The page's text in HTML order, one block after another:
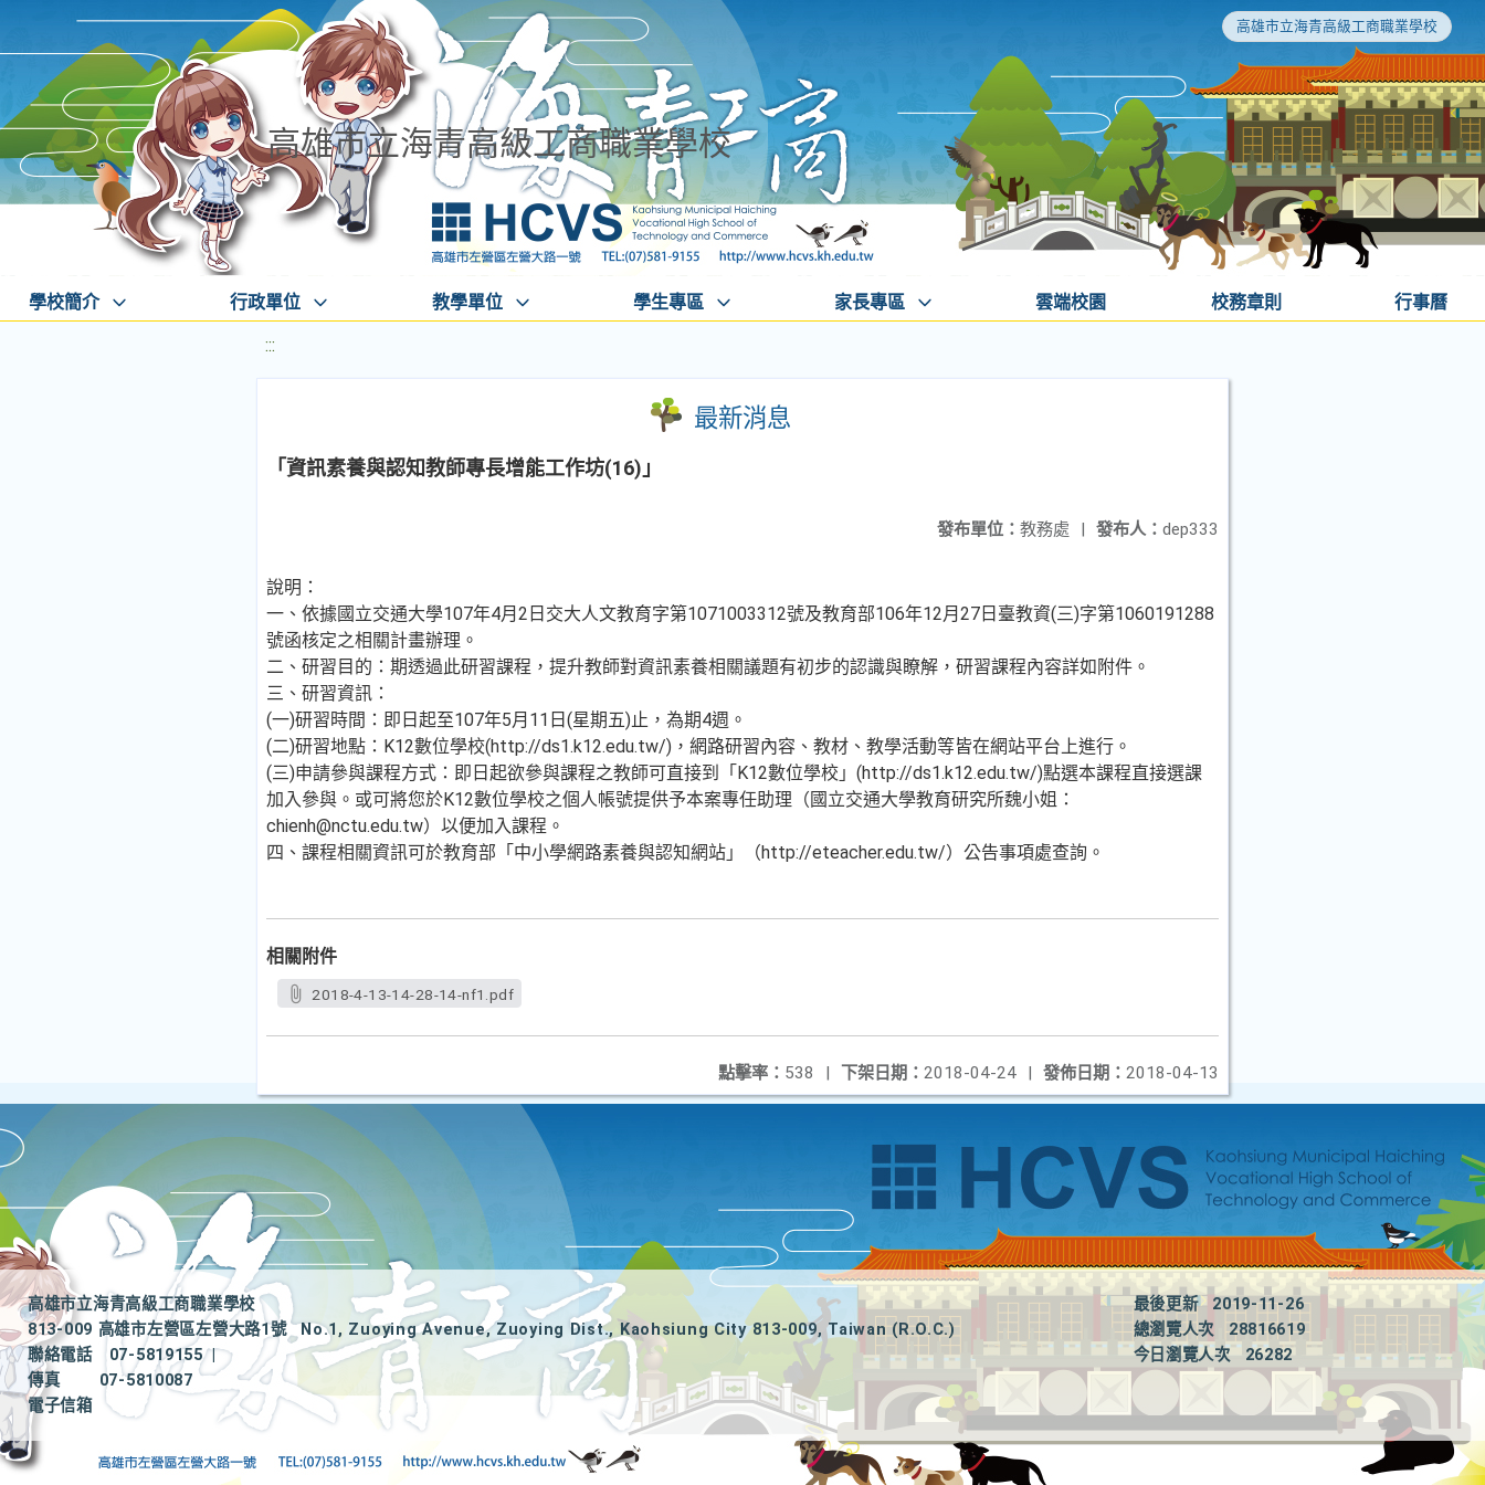
高雄市立海青高級工商職業學校
高雄市立海青高級工商職業學校
學校簡介 行政單位 教學單位 學生專區 家長專區 雲端校園 校務章則 行事曆
:::
最新消息
「資訊素養與認知教師專長增能工作坊(16)」
發布人： dep333
發布單位： 教務處 |
說明：
一、依據國立交通大學107年4月2日交大人文教育字第1071003312號及教育部106年12月27日臺教資(三)字第1060191288
號函核定之相關計畫辦理。
二、研習目的：期透過此研習課程，提升教師對資訊素養相關議題有初步的認識與瞭解，研習課程內容詳如附件。
三、研習資訊：
(一)研習時間：即日起至107年5月11日(星期五)止，為期4週。
(二)研習地點：K12數位學校(http://ds1.k12.edu.tw/)，網路研習內容、教材、教學活動等皆在網站平台上進行。
(三)申請參與課程方式：即日起欲參與課程之教師可直接到「K12數位學校」(http://ds1.k12.edu.tw/)點選本課程直接選課
加入參與。或可將您於K12數位學校之個人帳號提供予本案專任助理（國立交通大學教育研究所魏小姐：
chienh@nctu.edu.tw）以便加入課程。
四、課程相關資訊可於教育部「中小學網路素養與認知網站」（http://eteacher.edu.tw/）公告事項處查詢。
相關附件
2018-4-13-14-28-14-nf1.pdf
發佈日期： 2018-04-13
下架日期： 2018-04-24 |
點擊率： 538 |
高雄市立海青高級工商職業學校
813-009 高雄市左營區左營大路1號
No.1, Zuoying Avenue, Zuoying Dist., Kaohsiung City 813-009, Taiwan (R.O.C.)
聯絡電話
07-5819155
|
傳真
07-5810087
電子信箱
最後更新
2019-11-26
總瀏覽人次
28816619
今日瀏覽人次
26282